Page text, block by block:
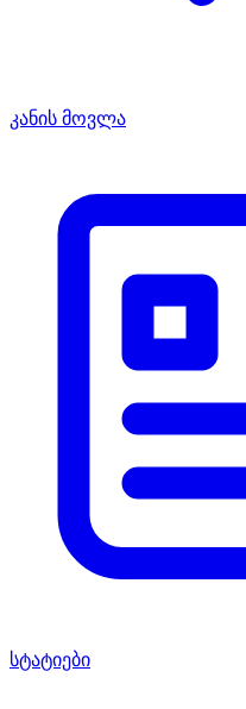
კანის მოვლა
სტატიები